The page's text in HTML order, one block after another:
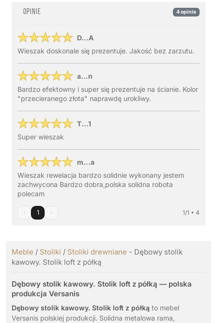
Opinie 4 opinie
D...A
Wieszak doskonale się prezentuje. Jakość bez zarzutu.
a...n
Bardzo efektowny i super się prezentuje na ścianie. Kolor
"przecieranego złota" naprawdę urokliwy.
T...1
Super wieszak
m...a
Wieszak rewelacja bardzo solidnie wykonany jestem
zachwycona Bardzo dobra,polska solidna robota
polecam
‹ 1 › 1/1 • 4
Meble / Stoliki / Stoliki drewniane - Dębowy stolik
kawowy. Stolik loft z półką
Dębowy stolik kawowy. Stolik loft z półką — polska
produkcja Versanis
Dębowy stolik kawowy. Stolik loft z półką to mebel
Versanis polskiej produkcji. Solidna metalowa rama,